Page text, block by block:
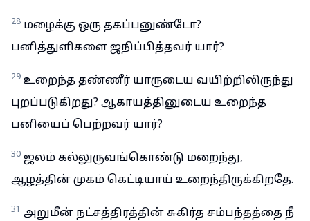
28 மழைக்கு ஒரு தகப்பனுண்டோ?
பனித்துளிகளை ஜநிப்பித்தவர் யார்?
29 உறைந்த தண்ணீர் யாருடைய வயிற்றிலிருந்து
புறப்படுகிறது? ஆகாயத்தினுடைய உறைந்த
பனியைப் பெற்றவர் யார்?
30 ஜலம் கல்லுருவங்கொண்டு மறைந்து,
ஆழத்தின் முகம் கெட்டியாய் உறைந்திருக்கிறதே.
31 அறுமீன் நட்சத்திரத்தின் சுகிர்த சம்பந்தத்தை நீ